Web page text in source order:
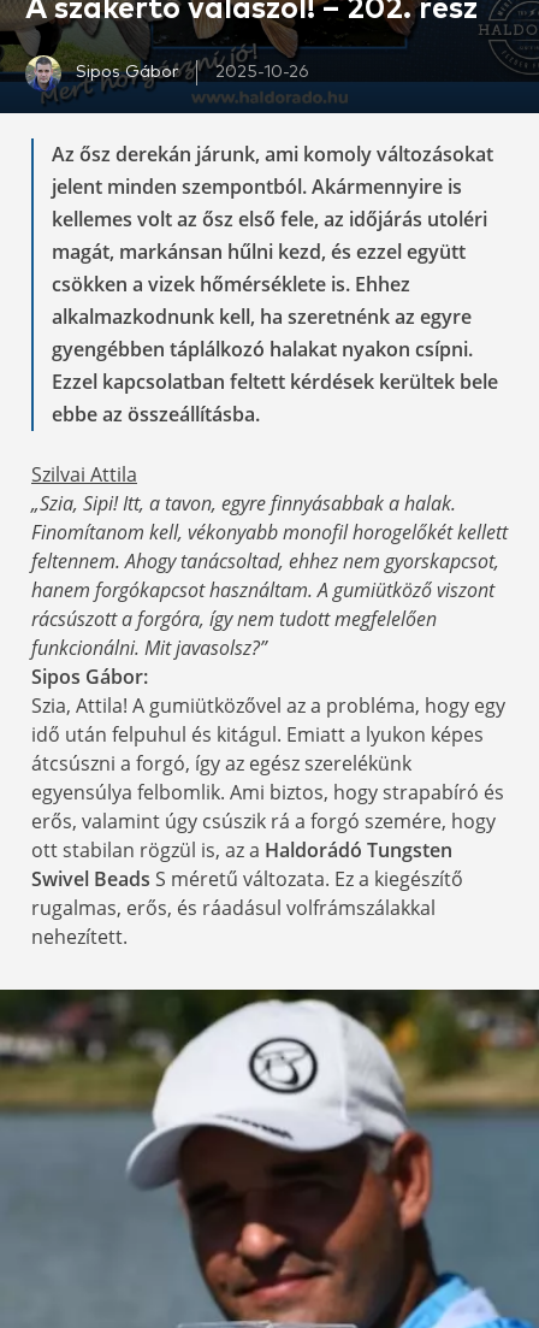
A szakértő válaszol! – 202. rész
Sipos Gábor 2025-10-26
Az ősz derekán járunk, ami komoly változásokat
jelent minden szempontból. Akármennyire is
kellemes volt az ősz első fele, az időjárás utoléri
magát, markánsan hűlni kezd, és ezzel együtt
csökken a vizek hőmérséklete is. Ehhez
alkalmazkodnunk kell, ha szeretnénk az egyre
gyengébben táplálkozó halakat nyakon csípni.
Ezzel kapcsolatban feltett kérdések kerültek bele
ebbe az összeállításba.
Szilvai Attila
„Szia, Sipi! Itt, a tavon, egyre finnyásabbak a halak.
Finomítanom kell, vékonyabb monofil horogelőkét kellett
feltennem. Ahogy tanácsoltad, ehhez nem gyorskapcsot,
hanem forgókapcsot használtam. A gumiütköző viszont
rácsúszott a forgóra, így nem tudott megfelelően
funkcionálni. Mit javasolsz?”
Sipos Gábor:
Szia, Attila! A gumiütközővel az a probléma, hogy egy
idő után felpuhul és kitágul. Emiatt a lyukon képes
átcsúszni a forgó, így az egész szerelékünk
egyensúlya felbomlik. Ami biztos, hogy strapabíró és
erős, valamint úgy csúszik rá a forgó szemére, hogy
ott stabilan rögzül is, az a Haldorádó Tungsten
Swivel Beads S méretű változata. Ez a kiegészítő
rugalmas, erős, és ráadásul volfrámszálakkal
nehezített.